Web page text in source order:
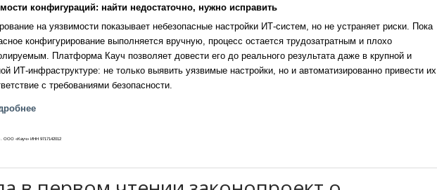
конфигураций: найти недостаточно, нужно исправить
на уязвимости показывает небезопасные настройки ИТ-систем, но не устраняет риски. Пока
конфигурирование выполняется вручную, процесс остается трудозатратным и плохо
Платформа Кауч позволяет довести его до реального результата даже в крупной и
ИТ-инфраструктуре: не только выявить уязвимые настройки, но и автоматизированно привести их
с требованиями безопасности.
ООО «Кауч» ИНН 9717142012